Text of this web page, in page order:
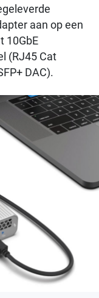
aan op een
10GbE
(RJ45 Cat
DAC).